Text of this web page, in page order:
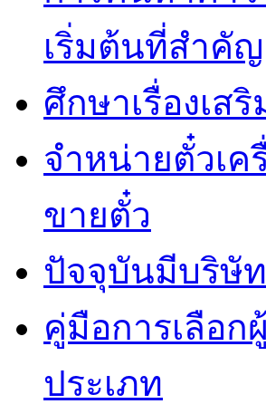
เริ่มต้นที่สำคัญ
ศึกษาเรื่องเส
จำหน่ายตั๋วเค
ขายตั๋ว
ปัจจุบันมีบริษั
คู่มือการเลือก
ประเภท